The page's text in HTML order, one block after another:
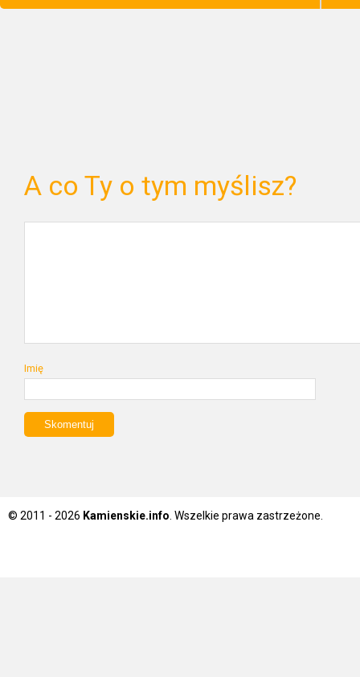
A co Ty o tym myślisz?
Imię
© 2011 - 2026 Kamienskie.info . Wszelkie prawa zastrzeżone.